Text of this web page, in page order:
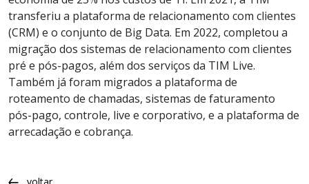
transferiu a plataforma de relacionamento com clientes
(CRM) e o conjunto de Big Data. Em 2022, completou a
migração dos sistemas de relacionamento com clientes
pré e pós-pagos, além dos serviços da TIM Live.
Também já foram migrados a plataforma de
roteamento de chamadas, sistemas de faturamento
pós-pago, controle, live e corporativo, e a plataforma de
arrecadação e cobrança.